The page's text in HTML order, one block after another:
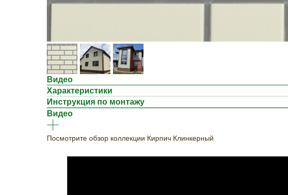
Видео
Характеристики
Инструкция по монтажу
Видео
Посмотрите обзор коллекции Кирпич Клинкерный